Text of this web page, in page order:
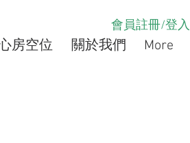
會員註冊/登入
房空位 關於我們 More